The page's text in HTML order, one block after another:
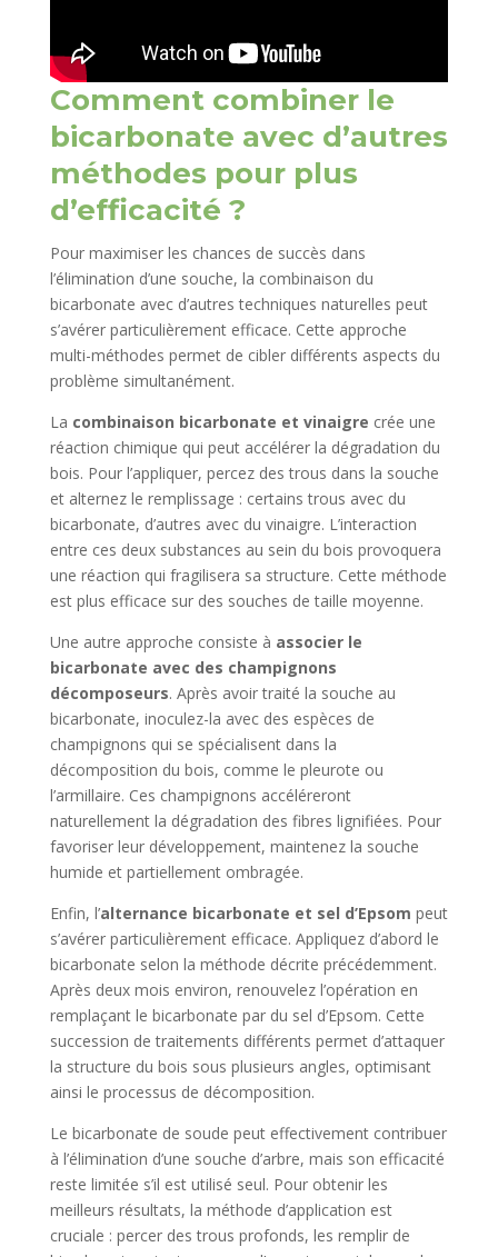
Comment combiner le
bicarbonate avec d’autres
méthodes pour plus
d’efficacité ?
Pour maximiser les chances de succès dans
l’élimination d’une souche, la combinaison du
bicarbonate avec d’autres techniques naturelles peut
s’avérer particulièrement efficace. Cette approche
multi-méthodes permet de cibler différents aspects du
problème simultanément.
La combinaison bicarbonate et vinaigre crée une
réaction chimique qui peut accélérer la dégradation du
bois. Pour l’appliquer, percez des trous dans la souche
et alternez le remplissage : certains trous avec du
bicarbonate, d’autres avec du vinaigre. L’interaction
entre ces deux substances au sein du bois provoquera
une réaction qui fragilisera sa structure. Cette méthode
est plus efficace sur des souches de taille moyenne.
Une autre approche consiste à associer le
bicarbonate avec des champignons
décomposeurs. Après avoir traité la souche au
bicarbonate, inoculez-la avec des espèces de
champignons qui se spécialisent dans la
décomposition du bois, comme le pleurote ou
l’armillaire. Ces champignons accéléreront
naturellement la dégradation des fibres lignifiées. Pour
favoriser leur développement, maintenez la souche
humide et partiellement ombragée.
Enfin, l’alternance bicarbonate et sel d’Epsom peut
s’avérer particulièrement efficace. Appliquez d’abord le
bicarbonate selon la méthode décrite précédemment.
Après deux mois environ, renouvelez l’opération en
remplaçant le bicarbonate par du sel d’Epsom. Cette
succession de traitements différents permet d’attaquer
la structure du bois sous plusieurs angles, optimisant
ainsi le processus de décomposition.
Le bicarbonate de soude peut effectivement contribuer
à l’élimination d’une souche d’arbre, mais son efficacité
reste limitée s’il est utilisé seul. Pour obtenir les
meilleurs résultats, la méthode d’application est
cruciale : percer des trous profonds, les remplir de